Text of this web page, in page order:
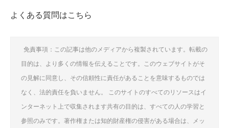
よくある質問はこちら
免責事項：この記事は他のメディアから複製されています。転載の
目的は、より多くの情報を伝えることです。このウェブサイトがそ
の見解に同意し、その信頼性に責任があることを意味するものでは
なく、法的責任を負いません。 このサイトのすべてのリソースはイ
ンターネット上で収集されます共有の目的は、すべての人の学習と
参照のみです。著作権または知的財産権の侵害がある場合は、メッ